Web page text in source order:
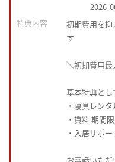
2026-
特典内容
初期費用を
す
＼初期費用
基本特典とし
・寝具レン
・賃料 期間
・入居サポ